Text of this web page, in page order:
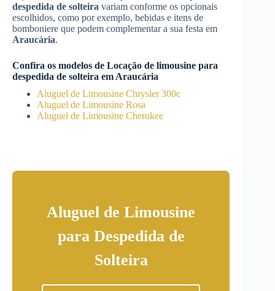
despedida de solteira variam conforme os opcionais
escolhidos, como por exemplo, bebidas e itens de
bomboniere que podem complementar a sua festa em
Araucária.
Confira os modelos de Locação de limousine para
despedida de solteira em Araucária
Aluguel de Limousine Chrysler 300c
Aluguel de Limousine Rosa
Aluguel de Limousine Cherokee
Aluguel de Limousine
para Despedida de
Solteira